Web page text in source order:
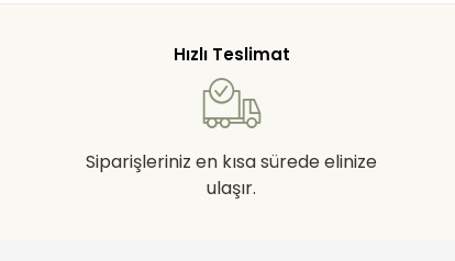
Hızlı Teslimat
Siparişleriniz en kısa sürede elinize
ulaşır.